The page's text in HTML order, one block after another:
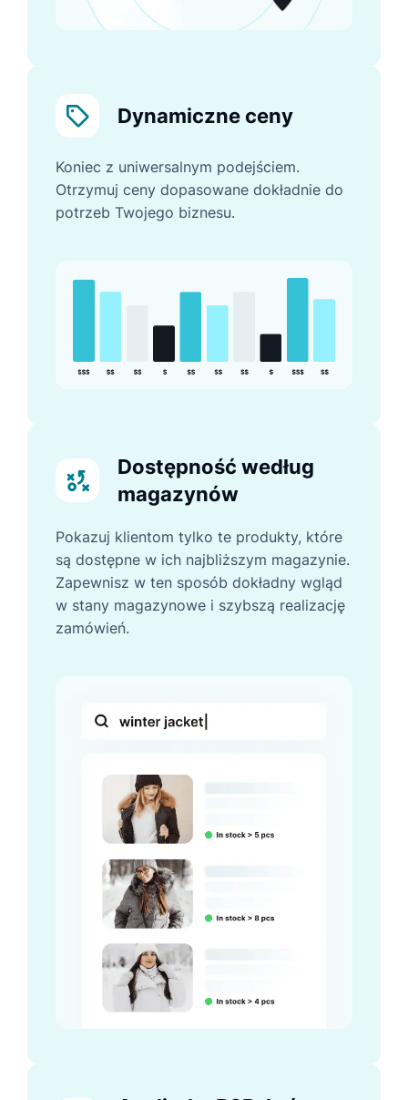
Dynamiczne ceny
Koniec z uniwersalnym podejściem.
Otrzymuj ceny dopasowane dokładnie do
potrzeb Twojego biznesu.
Dostępność według
magazynów
Pokazuj klientom tylko te produkty, które
są dostępne w ich najbliższym magazynie.
Zapewnisz w ten sposób dokładny wgląd
w stany magazynowe i szybszą realizację
zamówień.